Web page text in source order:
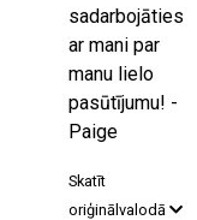
sadarbojāties
ar mani par
manu lielo
pasūtījumu! -
Paige
Skatīt
oriģinālvalodā